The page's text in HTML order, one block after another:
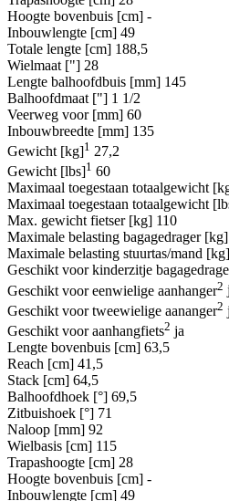
Hoogte bovenbuis [cm] -
Inbouwlengte [cm] 49
Totale lengte [cm] 188,5
Wielmaat ["] 28
Lengte balhoofdbuis [mm] 145
Balhoofdmaat ["] 1 1/2
Veerweg voor [mm] 60
Inbouwbreedte [mm] 135
Gewicht [kg]1 27,2
Gewicht [lbs]1 60
Maximaal toegestaan totaalgewicht
Maximaal toegestaan totaalgewicht
Max. gewicht fietser [kg] 110
Maximale belasting bagagedrager [kg]
Maximale belasting stuurtas/mand [kg]
Geschikt voor kinderzitje
Geschikt voor eenwielige aanhanger2
Geschikt voor tweewielige aananger2
Geschikt voor aanhangfiets2 ja
Lengte bovenbuis [cm] 63,5
Reach [cm] 41,5
Stack [cm] 64,5
Balhoofdhoek [°] 69,5
Zitbuishoek [°] 71
Naloop [mm] 92
Wielbasis [cm] 115
Trapashoogte [cm] 28
Hoogte bovenbuis [cm] -
Inbouwlengte [cm] 49